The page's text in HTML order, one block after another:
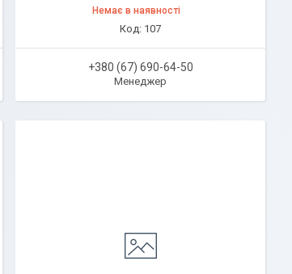
Немає в наявності
107
+380 (67) 690-64-50
Менеджер